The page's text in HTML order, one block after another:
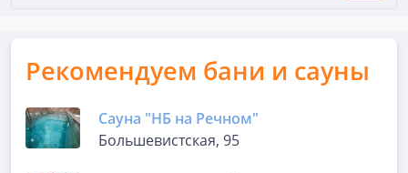
Рекомендуем бани и сауны
Сауна "НБ на Речном"
Большевистская, 95